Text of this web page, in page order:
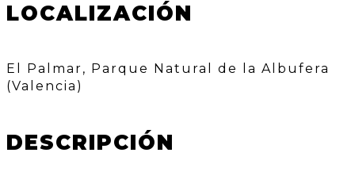
LOCALIZACIÓN
El Palmar, Parque Natural de la Albufera
(Valencia)
DESCRIPCIÓN